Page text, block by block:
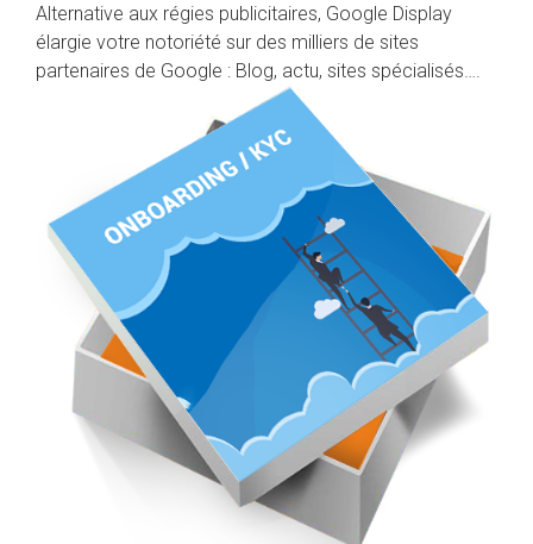
Alternative aux régies publicitaires, Google Display
élargie votre notoriété sur des milliers de sites
partenaires de Google : Blog, actu, sites spécialisés….